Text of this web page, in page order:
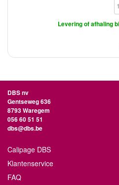
Levering of afhaling
DBS nv
Gentseweg 636
8793 Waregem
056 60 51 51
dbs@dbs.be
Calipage DBS
Klantenservice
FAQ